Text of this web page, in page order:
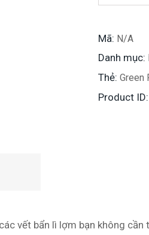
Mã: N/A
Danh mục:
Thẻ: Green
Product ID:
vết bẩn lì lợm bạn không